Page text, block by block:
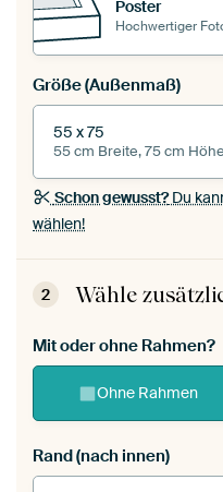
Poster
Hochwertiger
Größe (Außenmaß)
55 x 75
55 cm Breite, 75 cm Höhe
Schon gewusst?Du
wählen!
2 Wähle
Mit oder ohne Rahmen?
Ohne Rahmen
Rand (nach innen)